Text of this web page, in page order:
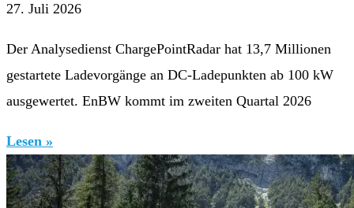
27. Juli 2026
Der Analysedienst ChargePointRadar hat 13,7 Millionen
gestartete Ladevorgänge an DC-Ladepunkten ab 100 kW
ausgewertet. EnBW kommt im zweiten Quartal 2026
Lesen »